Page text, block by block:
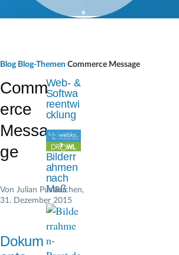
a
d
n
a
v
i
a
Blog Blog-ThemenCommerce Message
Comm
erce
Messa
ge
Von Julian Pustkuchen,
31. Dezember 2015
Dokum
Web- &
Softwa
reentwi
cklung
Bilderr
ahmen
nach
Maß